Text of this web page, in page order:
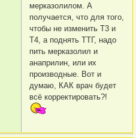
мерказолилом. А
получается, что для того,
чтобы не изменить Т3 и
Т4, а поднять ТТГ, надо
пить мерказолил и
анаприлин, или их
производные. Вот и
думаю, КАК врач будет
всё корректировать?!